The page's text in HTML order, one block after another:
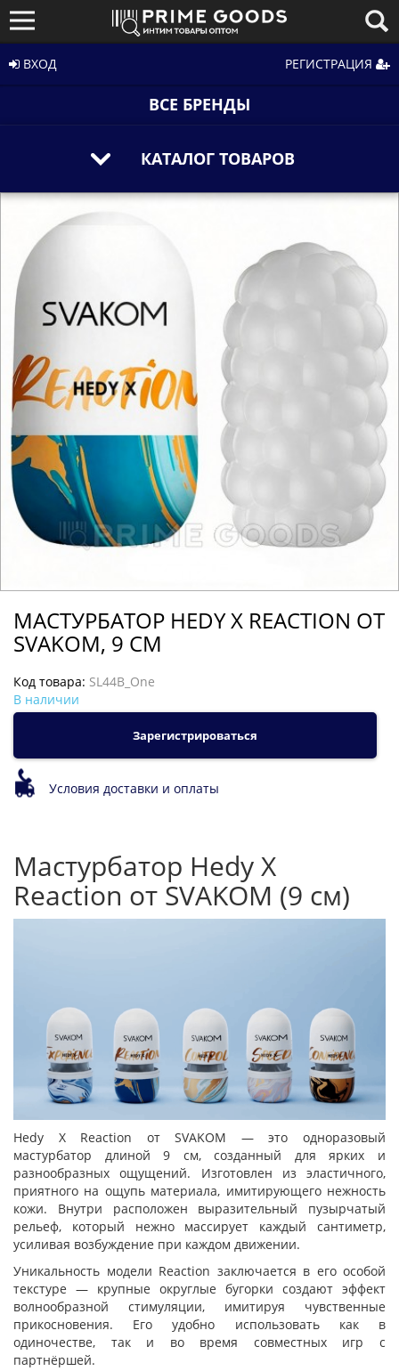
ВХОД РЕГИСТРАЦИЯ
ВСЕ БРЕНДЫ
КАТАЛОГ ТОВАРОВ
МАСТУРБАТОР HEDY X REACTION ОТ
SVAKOM, 9 СМ
Код товара: SL44B_One
В наличии
Зарегистрироваться
Условия доставки и оплаты
Мастурбатор Hedy X
Reaction от SVAKOM (9 см)
Hedy X Reaction от SVAKOM — это одноразовый
мастурбатор длиной 9 см, созданный для ярких и
разнообразных ощущений. Изготовлен из эластичного,
приятного на ощупь материала, имитирующего нежность
кожи. Внутри расположен выразительный пузырчатый
рельеф, который нежно массирует каждый сантиметр,
усиливая возбуждение при каждом движении.
Уникальность модели Reaction заключается в его особой
текстуре — крупные округлые бугорки создают эффект
волнообразной стимуляции, имитируя чувственные
прикосновения. Его удобно использовать как в
одиночестве, так и во время совместных игр с
партнёршей.